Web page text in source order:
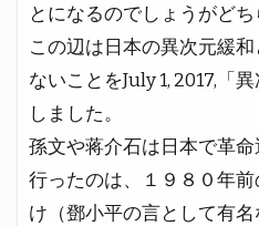
とになるのでしょうがど
この辺は日本の異次元緩
ないことをJuly 1, 2017,「
しました。
孫文や蒋介石は日本で革
行ったのは、１９８０年
け（鄧小平の言として有